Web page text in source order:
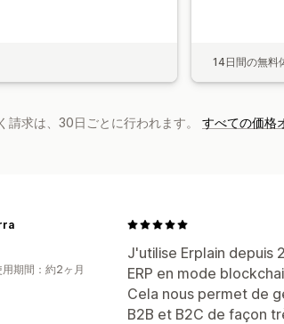
14日間の無料
請求は、30日ごとに行われます。 すべての価格
J'utilise Erplain depuis
ERP en mode
Cela nous permet de
B2B et B2C de façon
期間：約2ヶ月